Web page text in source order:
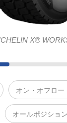
X®
オン・オフロー
オールポジション